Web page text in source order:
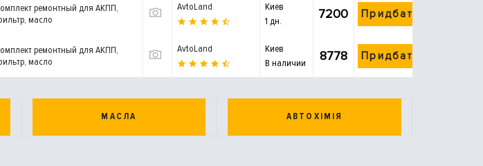
ремонтный для АКПП,
масло
AvtoLand
Киев
1 дн.
7200 Придбати
ремонтный для АКПП,
масло
AvtoLand
Киев
В наличии
8778 Придбати
МАСЛА АВТОХІМІЯ